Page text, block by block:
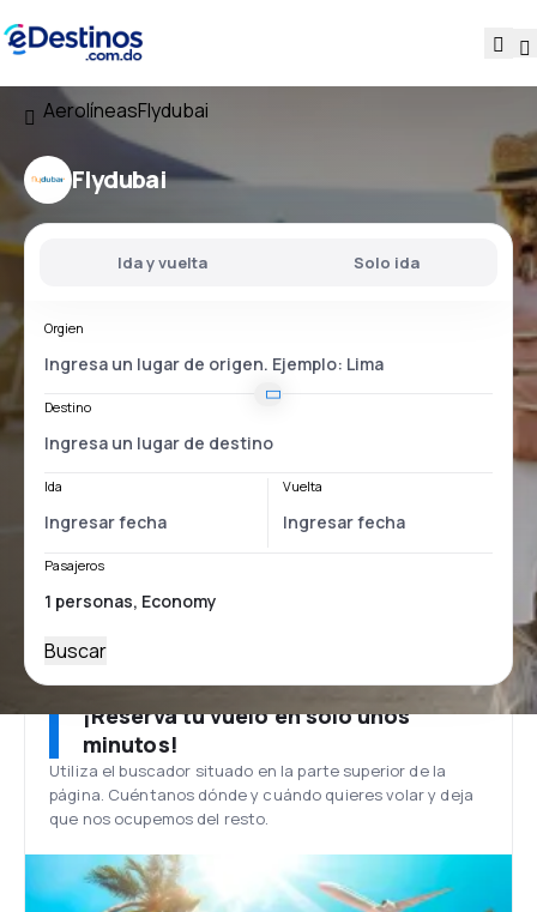
AerolíneasFlydubai
Flydubai
Ida y vuelta Solo ida
Orgien
Destino
Ida Vuelta
Pasajeros
Buscar
¡Reserva tu vuelo en solo unos
minutos!
Utiliza el buscador situado en la parte superior de la
página. Cuéntanos dónde y cuándo quieres volar y deja
que nos ocupemos del resto.